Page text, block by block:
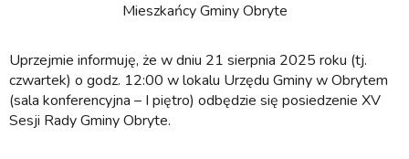
Mieszkańcy Gminy Obryte
Uprzejmie informuję, że w dniu 21 sierpnia 2025 roku (tj.
czwartek) o godz. 12:00 w lokalu Urzędu Gminy w Obrytem
(sala konferencyjna – I piętro) odbędzie się posiedzenie XV
Sesji Rady Gminy Obryte.